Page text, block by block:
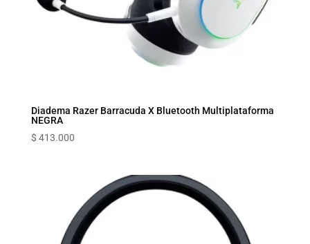
Diadema Razer Barracuda X Bluetooth Multiplataforma
NEGRA
$ 413.000